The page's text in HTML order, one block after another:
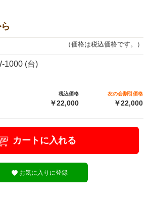
（価格は税込価格です。）
1000 (台)
税込価格
￥22,000
友の会割引価格
￥22,000
カートに入れる
お気に入りに登録